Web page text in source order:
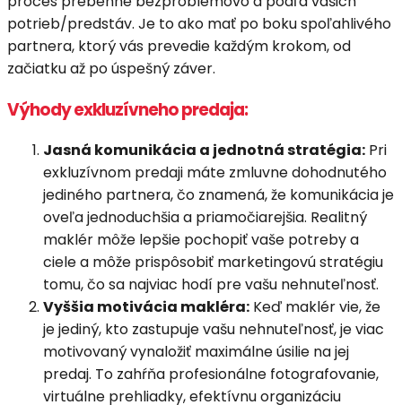
potrieb/predstáv. Je to ako mať po boku spoľahlivého
partnera, ktorý vás prevedie každým krokom, od
začiatku až po úspešný záver.
Výhody exkluzívneho predaja:
Jasná komunikácia a jednotná stratégia: Pri
exkluzívnom predaji máte zmluvne dohodnutého
jediného partnera, čo znamená, že komunikácia je
oveľa jednoduchšia a priamočiarejšia. Realitný
maklér môže lepšie pochopiť vaše potreby a
ciele a môže prispôsobiť marketingovú stratégiu
tomu, čo sa najviac hodí pre vašu nehnuteľnosť.
Vyššia motivácia makléra: Keď maklér vie, že
je jediný, kto zastupuje vašu nehnuteľnosť, je viac
motivovaný vynaložiť maximálne úsilie na jej
predaj. To zahŕňa profesionálne fotografovanie,
virtuálne prehliadky, efektívnu organizáciu